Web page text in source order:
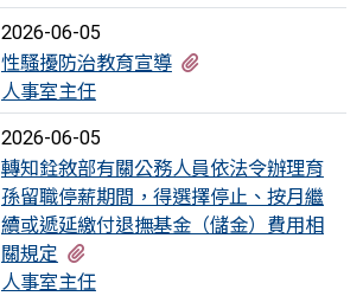
2026-06-05
性騷擾防治教育宣導
人事室主任
2026-06-05
轉知銓敘部有關公務人員依法令辦理育
孫留職停薪期間，得選擇停止、按月繼
續或遞延繳付退撫基金（儲金）費用相
關規定
人事室主任